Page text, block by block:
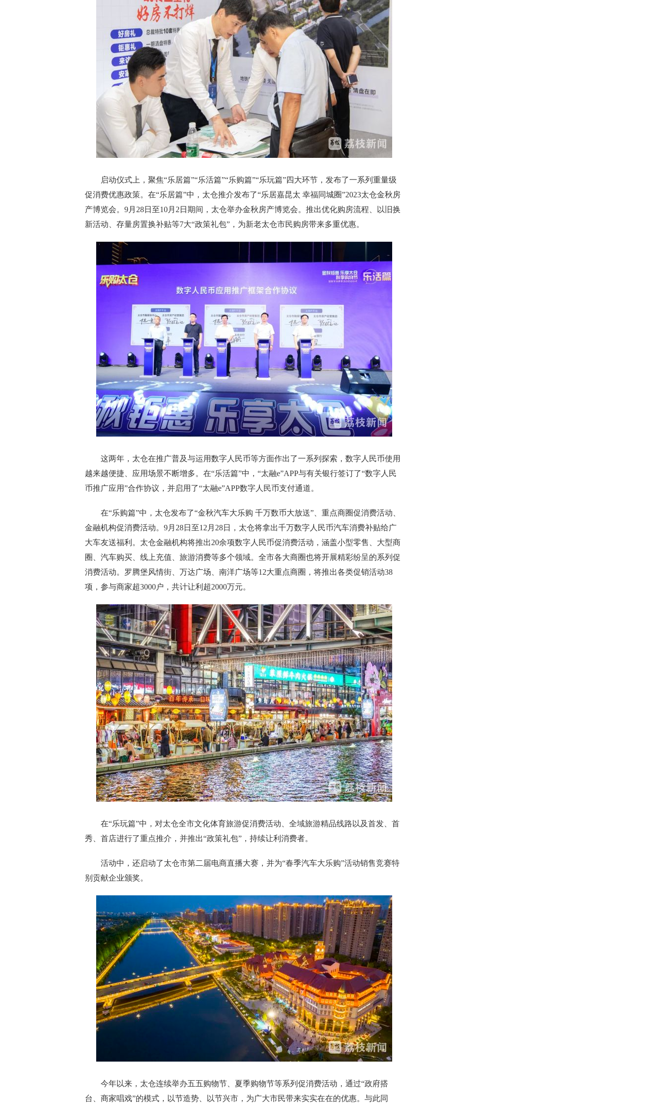
启动仪式上，聚焦“乐居篇”“乐活篇”“乐购篇”“乐玩篇”四大环节，发布了一系列重量级
促消费优惠政策。在“乐居篇”中，太仓推介发布了“乐居嘉昆太 幸福同城圈”2023太仓金秋房
产博览会。9月28日至10月2日期间，太仓举办金秋房产博览会。推出优化购房流程、以旧换
新活动、存量房置换补贴等7大“政策礼包”，为新老太仓市民购房带来多重优惠。
这两年，太仓在推广普及与运用数字人民币等方面作出了一系列探索，数字人民币使用
越来越便捷、应用场景不断增多。在“乐活篇”中，“太融e”APP与有关银行签订了“数字人民
币推广应用”合作协议，并启用了“太融e”APP数字人民币支付通道。
在“乐购篇”中，太仓发布了“金秋汽车大乐购 千万数币大放送”、重点商圈促消费活动、
金融机构促消费活动。9月28日至12月28日，太仓将拿出千万数字人民币汽车消费补贴给广
大车友送福利。太仓金融机构将推出20余项数字人民币促消费活动，涵盖小型零售、大型商
圈、汽车购买、线上充值、旅游消费等多个领域。全市各大商圈也将开展精彩纷呈的系列促
消费活动。罗腾堡风情街、万达广场、南洋广场等12大重点商圈，将推出各类促销活动38
项，参与商家超3000户，共计让利超2000万元。
在“乐玩篇”中，对太仓全市文化体育旅游促消费活动、全域旅游精品线路以及首发、首
秀、首店进行了重点推介，并推出“政策礼包”，持续让利消费者。
活动中，还启动了太仓市第二届电商直播大赛，并为“春季汽车大乐购”活动销售竞赛特
别贡献企业颁奖。
今年以来，太仓连续举办五五购物节、夏季购物节等系列促消费活动，通过“政府搭
台、商家唱戏”的模式，以节造势、以节兴市，为广大市民带来实实在在的优惠。与此同